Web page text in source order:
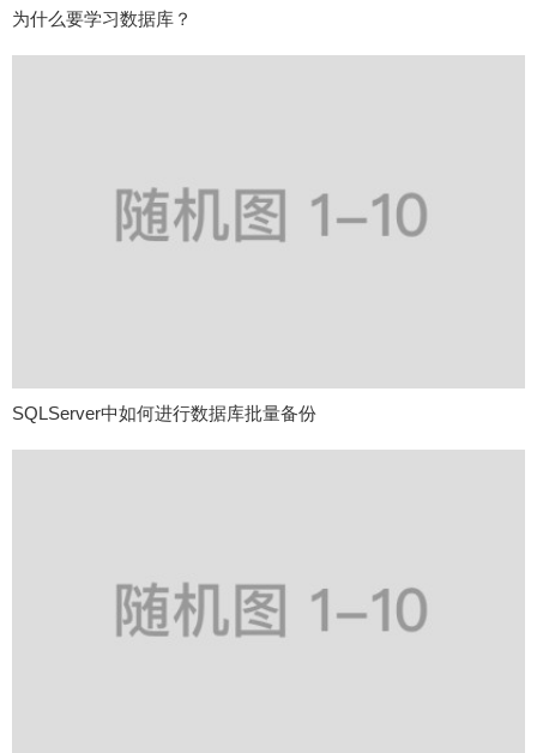
为什么要学习数据库？
SQLServer中如何进行数据库批量备份